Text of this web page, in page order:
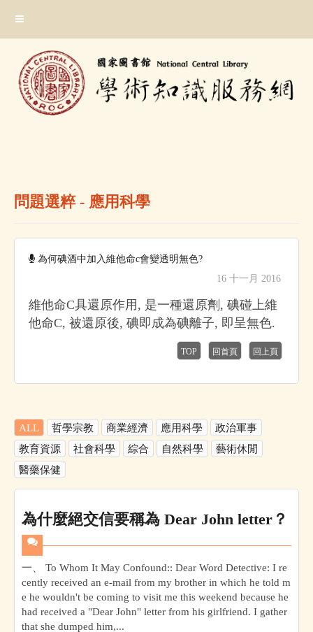
主
問題選粹 - 應用科學
為何碘酒中加入維他命c會變透明無色?
16 十一月 2016
維他命C具還原作用, 是一種還原劑, 碘碰上維
他命C, 被還原後, 碘即成為碘離子, 即呈無色.
TOP 回首頁 回上頁
ALL 哲學宗教 商業經濟 應用科學
政治軍事
教育資源
社會科學 綜合 自然科學
藝術休閒
醫藥保健
為什麼絕交信要稱為 Dear John letter？
一、 To Whom It May Confound:: Dear Word Detective: I re
cently received an e-mail from my brother in which he told m
e he wouldn't be coming to visit me this weekend because he
had received a "Dear John" letter from his girlfriend. I gather
that she dumped him,...